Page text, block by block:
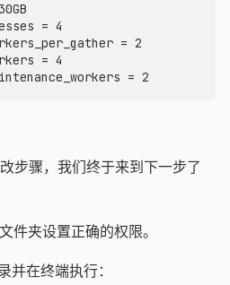
$proxpass;
^(.+)/+$ $1 permanent;
= /.well-known/security.txt {
~ ^/
actual client IP upstream
proxy_params;
= 4
= 2
= 4
步骤，我们终于来到下一步了
件夹设置正确的权限。
并在终端执行：